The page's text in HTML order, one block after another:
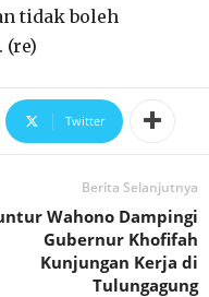
tidak boleh
(re)
Twitter
Berita Selanjutnya
Wahono Dampingi
Gubernur Khofifah
Kunjungan Kerja di
Tulungagung